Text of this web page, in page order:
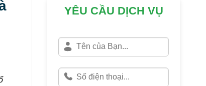
YÊU CẦU DỊCH VỤ